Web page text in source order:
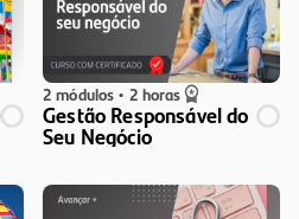
2 módulos • 2 horas
Gestão Responsável do
Seu Negócio